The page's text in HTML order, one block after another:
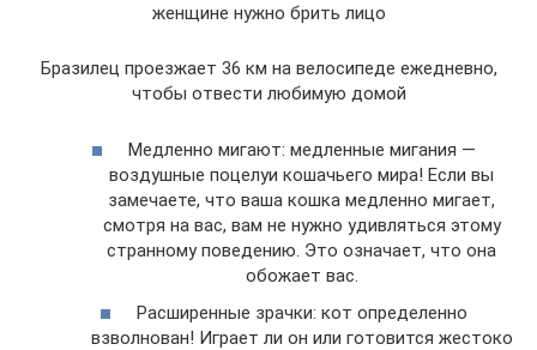
женщине нужно брить лицо
Бразилец проезжает 36 км на велосипеде ежедневно,
чтобы отвести любимую домой
Медленно мигают: медленные мигания —
воздушные поцелуи кошачьего мира! Если вы
замечаете, что ваша кошка медленно мигает,
смотря на вас, вам не нужно удивляться этому
странному поведению. Это означает, что она
обожает вас.
Расширенные зрачки: кот определенно
взволнован! Играет ли он или готовится жестоко